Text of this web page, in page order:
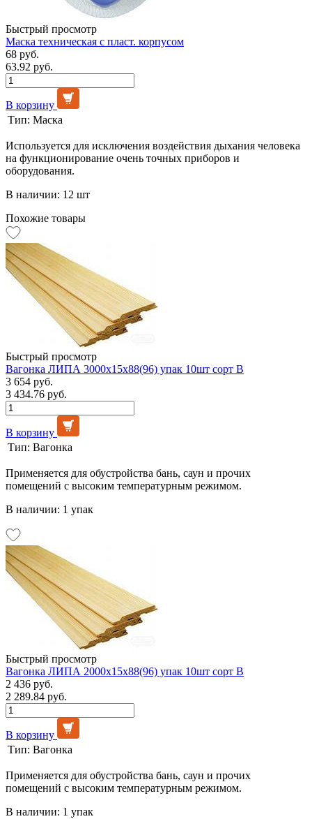
Быстрый просмотр
Маска техническая с пласт. корпусом
68 руб.
63.92 руб.
В корзину
Тип: Маска
Используется для исключения воздействия дыхания человека
на функционирование очень точных приборов и
оборудования.
В наличии: 12 шт
Похожие товары
Быстрый просмотр
Вагонка ЛИПА 3000х15х88(96) упак 10шт сорт В
3 654 руб.
3 434.76 руб.
В корзину
Тип: Вагонка
Применяется для обустройства бань, саун и прочих
помещений с высоким температурным режимом.
В наличии: 1 упак
Быстрый просмотр
Вагонка ЛИПА 2000х15х88(96) упак 10шт сорт В
2 436 руб.
2 289.84 руб.
В корзину
Тип: Вагонка
Применяется для обустройства бань, саун и прочих
помещений с высоким температурным режимом.
В наличии: 1 упак